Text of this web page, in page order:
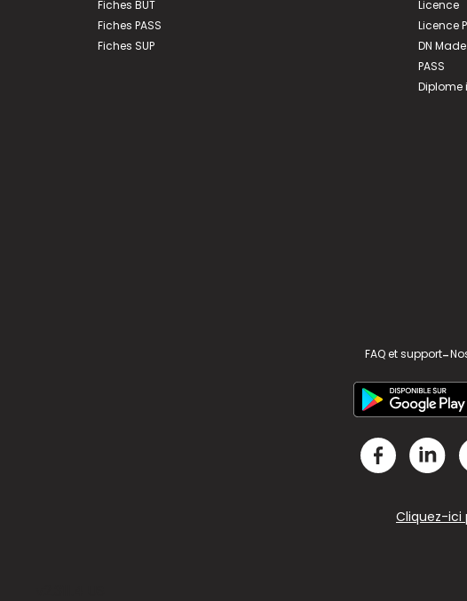
Fiches BUT
Fiches PASS
Fiches SUP
Licence
Licence
DN Made
PASS
Diplome
FAQ et support-
Cliquez-ici